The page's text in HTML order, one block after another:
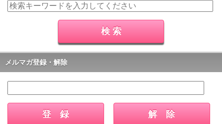
メルマガ登録・解除